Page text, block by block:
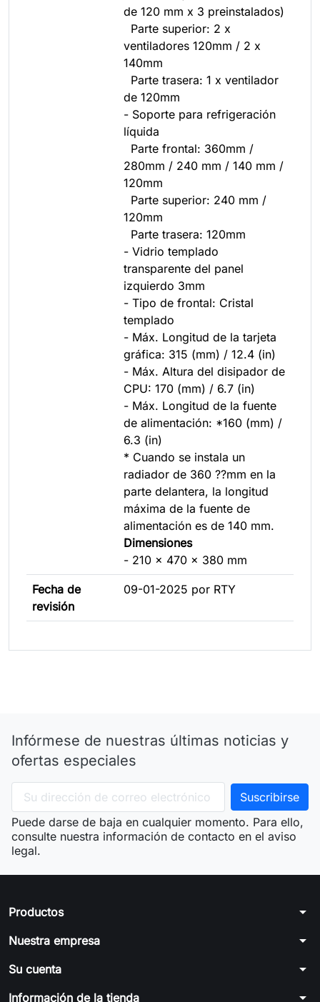
de 120 mm x 3 preinstalados)
Parte superior: 2 x
ventiladores 120mm / 2 x
140mm
Parte trasera: 1 x ventilador
de 120mm
- Soporte para refrigeración
líquida
Parte frontal: 360mm /
280mm / 240 mm / 140 mm /
120mm
Parte superior: 240 mm /
120mm
Parte trasera: 120mm
- Vidrio templado
transparente del panel
izquierdo 3mm
- Tipo de frontal: Cristal
templado
- Máx. Longitud de la tarjeta
gráfica: 315 (mm) / 12.4 (in)
- Máx. Altura del disipador de
CPU: 170 (mm) / 6.7 (in)
- Máx. Longitud de la fuente
de alimentación: *160 (mm) /
6.3 (in)
* Cuando se instala un
radiador de 360 ??mm en la
parte delantera, la longitud
máxima de la fuente de
alimentación es de 140 mm.
Dimensiones
- 210 x 470 x 380 mm
Fecha de
revisión
09-01-2025 por RTY
Infórmese de nuestras últimas noticias y
ofertas especiales
Puede darse de baja en cualquier momento. Para ello,
consulte nuestra información de contacto en el aviso
legal.
Productos arrow_drop_down
Nuestra empresa arrow_drop_down
Su cuenta arrow_drop_down
Información de la tienda arrow_drop_down